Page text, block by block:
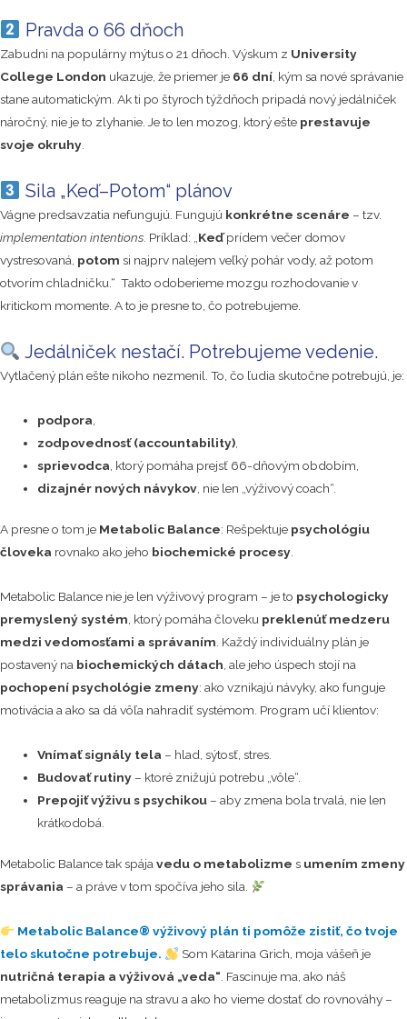
Pravda o 66 dňoch
Zabudni na populárny mýtus o 21 dňoch. Výskum z University
College London ukazuje, že priemer je 66 dní , kým sa nové správanie
stane automatickým. Ak ti po štyroch týždňoch pripadá nový jedálniček
náročný, nie je to zlyhanie. Je to len mozog, ktorý ešte prestavuje
svoje okruhy
Sila „Keď–Potom“ plánov
Vágne predsavzatia nefungujú. Fungujú konkrétne scenáre – tzv.
implementation intentions . Príklad: „ Keďprídem večer domov
vystresovaná, potom si najprv nalejem veľký pohár vody, až potom
otvorím chladničku.“ Takto odoberieme mozgu rozhodovanie v
kritickom momente. A to je presne to, čo potrebujeme.
Jedálniček nestačí. Potrebujeme vedenie.
Vytlačený plán ešte nikoho nezmenil. To, čo ľudia skutočne potrebujú, je:
podpora
zodpovednosť (accountability)
sprievodca , ktorý pomáha prejsť 66-dňovým obdobím,
dizajnér nových návykov , nie len „výživový coach“.
A presne o tom je Metabolic Balance: Rešpektuje psychológiu
človeka rovnako ako jeho biochemické procesy
Metabolic Balance nie je len výživový program – je to psychologicky
premyslený systém , ktorý pomáha človeku preklenúť medzeru
medzi vedomosťami a správaním . Každý individuálny plán je
postavený na biochemických dátach , ale jeho úspech stojí na
pochopení psychológie zmeny: ako vznikajú návyky, ako funguje
motivácia a ako sa dá vôľa nahradiť systémom. Program učí klientov:
Vnímať signály tela – hlad, sýtosť, stres.
Budovať rutiny – ktoré znižujú potrebu „vôle“.
Prepojiť výživu s psychikou – aby zmena bola trvalá, nie len
krátkodobá.
Metabolic Balance tak spájavedu o metabolizme s umením zmeny
správania – a práve v tom spočíva jeho sila.
Metabolic Balance® výživový plán ti pomôže zistiť, čo tvoje
telo skutočne potrebuje.
Som Katarina Grich, moja vášeň je
nutričná terapia a výživová „veda“. Fascinuje ma, ako náš
metabolizmus reaguje na stravu a ako ho vieme dostať do rovnováhy –